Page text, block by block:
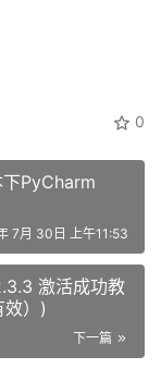
0
PyCharm
7月 30日 上午11:53
激活成功教
）)
下一篇